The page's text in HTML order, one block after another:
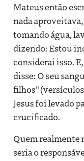
Mateus então
nada
tomando água,
dizendo: Estou
considerai isso.
disse: O seu
filhos"
Jesus foi levado
crucificado.
Quem realmente
seria o